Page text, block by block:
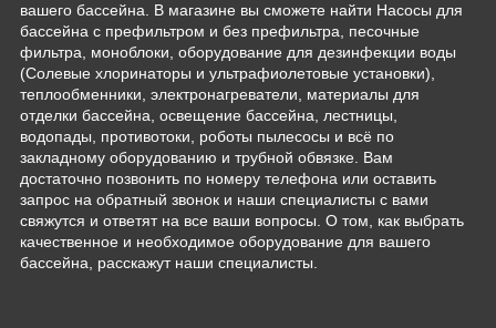
вашего бассейна. В магазине вы сможете найти Насосы для
бассейна с префильтром и без префильтра, песочные
фильтра, моноблоки, оборудование для дезинфекции воды
(Солевые хлоринаторы и ультрафиолетовые установки),
теплообменники, электронагреватели, материалы для
отделки бассейна, освещение бассейна, лестницы,
водопады, противотоки, роботы пылесосы и всё по
закладному оборудованию и трубной обвязке. Вам
достаточно позвонить по номеру телефона или оставить
запрос на обратный звонок и наши специалисты с вами
свяжутся и ответят на все ваши вопросы. О том, как выбрать
качественное и необходимое оборудование для вашего
бассейна, расскажут наши специалисты.